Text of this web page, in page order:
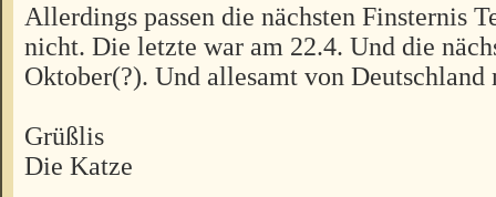
Allerdings passen die nächsten Finsternis
nicht. Die letzte war am 22.4. Und die
Oktober(?). Und allesamt von Deutschland
Grüßlis
Die Katze